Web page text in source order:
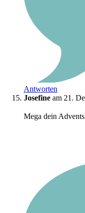
Antworten
Josefine am 21.
Mega dein